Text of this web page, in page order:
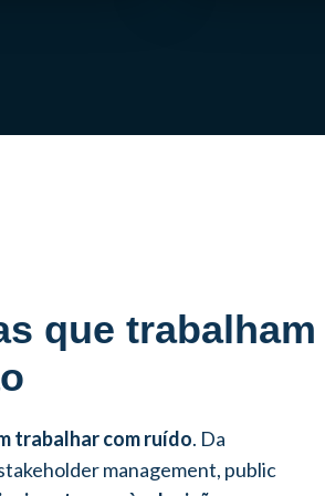
que trabalham
trabalhar com ruído. Da
management, public